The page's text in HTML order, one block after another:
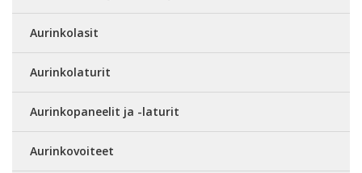
Aurinkolasit
Aurinkolaturit
Aurinkopaneelit ja -laturit
Aurinkovoiteet